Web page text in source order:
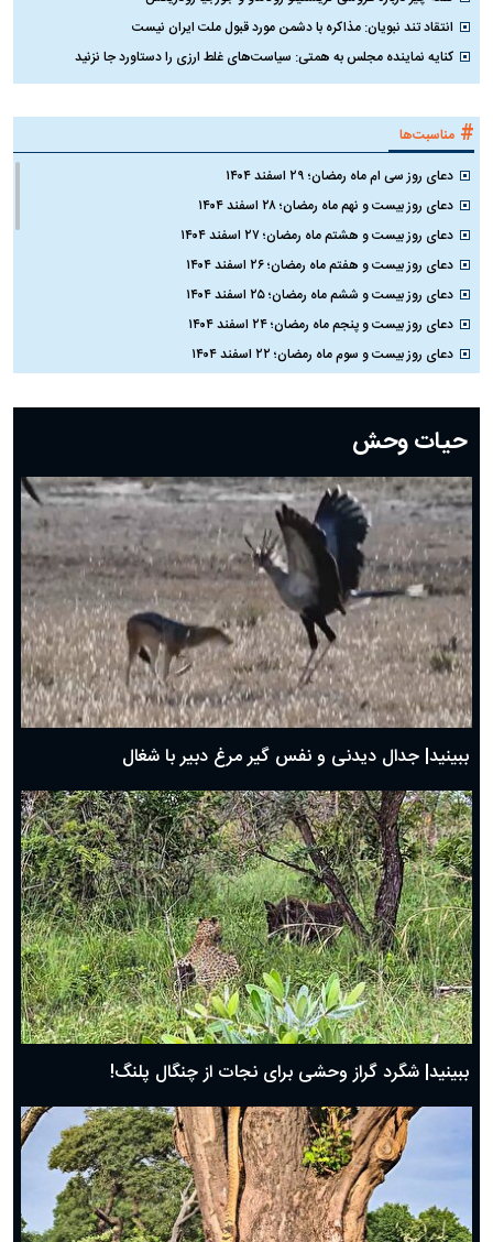
انتقاد تند نبویان: مذاکره با دشمن مورد قبول ملت ایران نیست
کنایه نماینده مجلس به همتی: سیاست‌های غلط ارزی را دستاورد جا نزنید
# مناسبت‌ها
دعای روز سی ام ماه رمضان؛ ۲۹ اسفند ۱۴۰۴
دعای روز بیست و نهم ماه رمضان؛ ۲۸ اسفند ۱۴۰۴
دعای روز بیست و هشتم ماه رمضان؛ ۲۷ اسفند ۱۴۰۴
دعای روز بیست و هفتم ماه رمضان؛ ۲۶ اسفند ۱۴۰۴
دعای روز بیست و ششم ماه رمضان؛ ۲۵ اسفند ۱۴۰۴
دعای روز بیست و پنجم ماه رمضان؛ ۲۴ اسفند ۱۴۰۴
دعای روز بیست و سوم ماه رمضان؛ ۲۲ اسفند ۱۴۰۴
دعای روز بیستم ماه رمضان؛ ۱۹ اسفند ۱۴۰۴
دعای روز هشتم ماه مبارک رمضان؛ ۷ اسفند ماه ۱۴۰۴
دعای روز هفتم ماه رمضان؛ ۶ اسفند ۱۴۰۴
دعای روز ششم ماه رمضان؛ ۵ اسفند ۱۴۰۴
دعای روز پنجم ماه رمضان؛ ۴ اسفند ۱۴۰۴
دعای روز چهارم ماه مبارک رمضان؛ ۳ اسفند ۱۴۰۴
دعای روز سوم ماه مبارک رمضان؛ ۱۴ اسفند ۱۴۰۴
دعای روز دوم ماه مبارک رمضان ۱ اسفند ماه ۱۴۰۴
دعای روز اول ماه مبارک رمضان، ۳۰ بهمن ۱۴۰۴
حضرت زینب(س) چگونه از دنیا رفت؟
بهترین پیامک تبریک روز پدر ۱۴۰۴؛ جملات زیبا و صمیمانه
حیات وحش
ببینید| جدال دیدنی و نفس گیر مرغ دبیر با شغال
ببینید| شگرد گراز وحشی برای نجات از چنگال پلنگ!